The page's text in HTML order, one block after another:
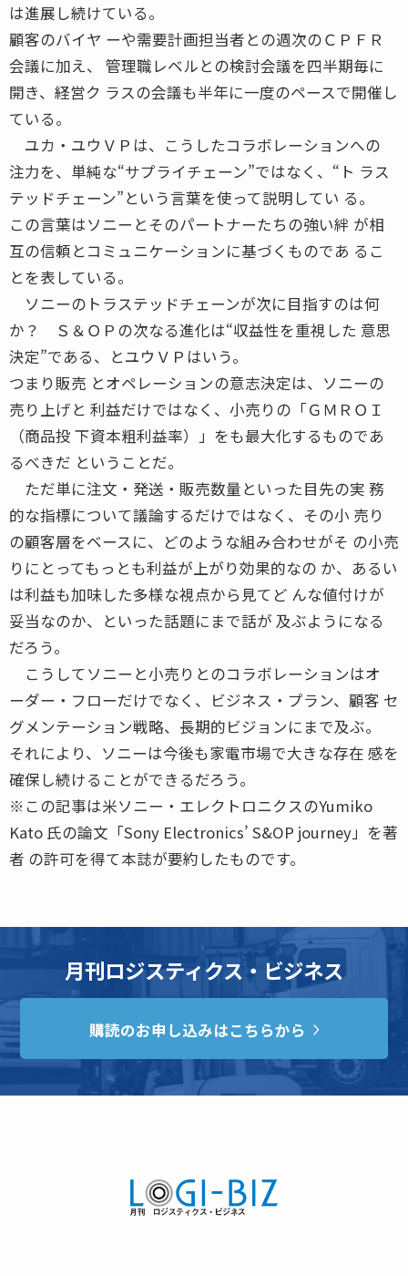
は進展し続けている。
顧客のバイヤ ーや需要計画担当者との週次のＣＰＦＲ
会議に加え、 管理職レベルとの検討会議を四半期毎に
開き、経営ク ラスの会議も半年に一度のペースで開催し
ている。
ユカ・ユウＶＰは、こうしたコラボレーションへの
注力を、単純な“サプライチェーン”ではなく、“ト ラス
テッドチェーン”という言葉を使って説明してい る。
この言葉はソニーとそのパートナーたちの強い絆 が相
互の信頼とコミュニケーションに基づくものであ るこ
とを表している。
ソニーのトラステッドチェーンが次に目指すのは何
か？ Ｓ＆ＯＰの次なる進化は“収益性を重視した 意思
決定”である、とユウＶＰはいう。
つまり販売 とオペレーションの意志決定は、ソニーの
売り上げと 利益だけではなく、小売りの「ＧＭＲＯＩ
（商品投 下資本粗利益率）」をも最大化するものであ
るべきだ ということだ。
ただ単に注文・発送・販売数量といった目先の実 務
的な指標について議論するだけではなく、その小 売り
の顧客層をベースに、どのような組み合わせがそ の小売
りにとってもっとも利益が上がり効果的なの か、あるい
は利益も加味した多様な視点から見てど んな値付けが
妥当なのか、といった話題にまで話が 及ぶようになる
だろう。
こうしてソニーと小売りとのコラボレーションはオ
ーダー・フローだけでなく、ビジネス・プラン、顧客 セ
グメンテーション戦略、長期的ビジョンにまで及ぶ。
それにより、ソニーは今後も家電市場で大きな存在 感を
確保し続けることができるだろう。
※この記事は米ソニー・エレクトロニクスのYumiko
Kato 氏の論文「Sony Electronics’ S&OP journey」を著
者 の許可を得て本誌が要約したものです。
月刊ロジスティクス・ビジネス
購読のお申し込みはこちらから